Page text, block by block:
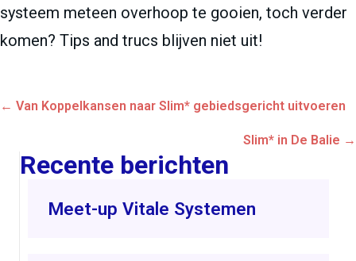
systeem meteen overhoop te gooien, toch verder
komen? Tips and trucs blijven niet uit!
Posts
← Van Koppelkansen naar Slim* gebiedsgericht uitvoeren
Slim* in De Balie →
Recente berichten
Meet-up Vitale Systemen